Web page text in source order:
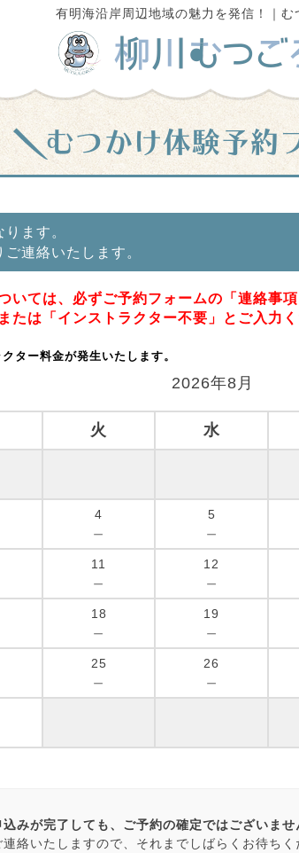
有明海沿岸周辺地域の魅力を発信！｜む
むつかけ体験予約
ます。
連絡いたします。
いては、必ずご予約フォームの「連絡事項
たは「インストラクター不要」とご入力く
ター料金が発生いたします。
2026年8月
火 水
4
－
5
－
11
－
12
－
18
－
19
－
25
－
26
－
みが完了しても、ご予約の確定ではございませ
絡いたしますので、それまでしばらくお待ちく